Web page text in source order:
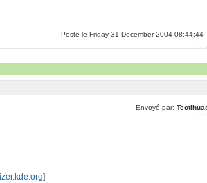
Poste le Friday 31 December 2004 08:44:44
Envoyé par:
]